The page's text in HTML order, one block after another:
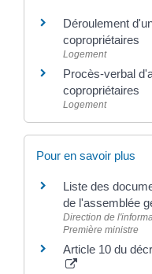
Déroulement
copropriétaires
Logement
Procès-verbal
copropriétaires
Logement
Pour en savoir plus
Liste des
de l'assemblée
Direction de
Première ministre
Article 10 du